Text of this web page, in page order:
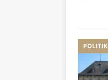
POLITIK